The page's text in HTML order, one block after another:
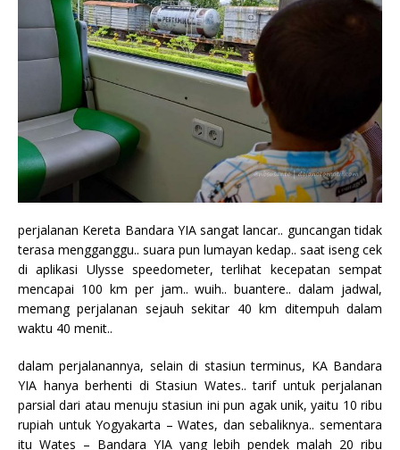
perjalanan Kereta Bandara YIA sangat lancar.. guncangan tidak
terasa mengganggu.. suara pun lumayan kedap.. saat iseng cek
di aplikasi Ulysse speedometer, terlihat kecepatan sempat
mencapai 100 km per jam.. wuih.. buantere.. dalam jadwal,
memang perjalanan sejauh sekitar 40 km ditempuh dalam
waktu 40 menit..
dalam perjalanannya, selain di stasiun terminus, KA Bandara
YIA hanya berhenti di Stasiun Wates.. tarif untuk perjalanan
parsial dari atau menuju stasiun ini pun agak unik, yaitu 10 ribu
rupiah untuk Yogyakarta – Wates, dan sebaliknya.. sementara
itu Wates – Bandara YIA yang lebih pendek malah 20 ribu